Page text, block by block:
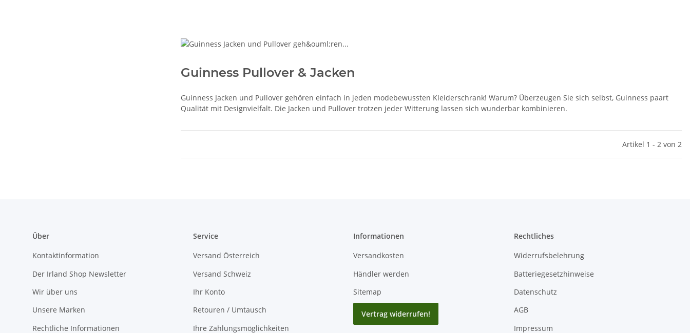
Guinness Pullover & Jacken
Guinness Jacken und Pullover gehören einfach in jeden modebewussten Kleiderschrank! Warum? Überzeugen Sie sich selbst, Guinness paart
Qualität mit Designvielfalt. Die Jacken und Pullover trotzen jeder Witterung lassen sich wunderbar kombinieren.
Artikel 1 - 2 von 2
Über
Kontaktinformation
Der Irland Shop Newsletter
Wir über uns
Unsere Marken
Rechtliche Informationen
Service
Versand Österreich
Versand Schweiz
Ihr Konto
Retouren / Umtausch
Ihre Zahlungsmöglichkeiten
Informationen
Versandkosten
Händler werden
Sitemap
Vertrag widerrufen!
Rechtliches
Widerrufsbelehrung
Batteriegesetzhinweise
Datenschutz
AGB
Impressum